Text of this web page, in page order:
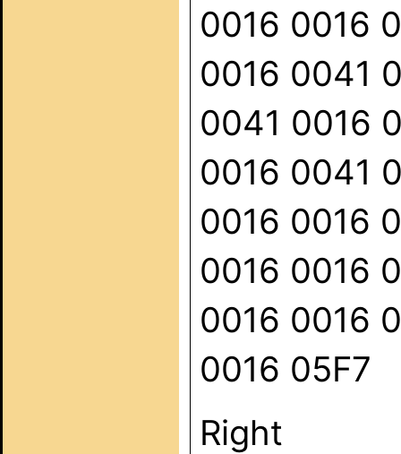
0016 0016
0016 0041
0041 0016
0016 0041
0016 0016
0016 0016
0016 0016
0016 05F7
Right